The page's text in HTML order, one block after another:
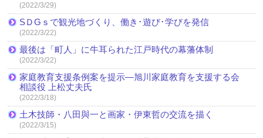
(2022/3/29)
SＤGｓで観光地づくり、働き･遊び･学びを発信
(2022/3/22)
最後は「町人」に牛耳られた江戸時代の幕藩体制
(2022/3/22)
家庭教育支援条例案を提示―旭川家庭教育を支援する会
相談役 上松丈夫氏
(2022/3/18)
土木技師・八田與一と画家・伊東哲の交流を描く
(2022/3/15)